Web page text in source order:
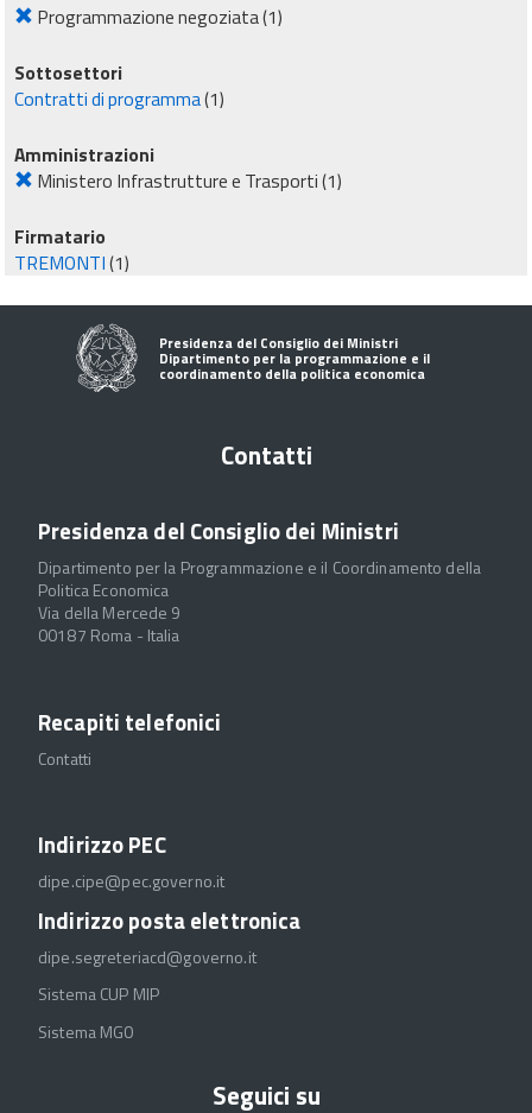
Programmazione negoziata(1)
Sottosettori
Contratti di programma(1)
Amministrazioni
Ministero Infrastrutture e Trasporti(1)
Firmatario
TREMONTI(1)
Presidenza del Consiglio dei Ministri
Dipartimento per la programmazione e il
coordinamento della politica economica
Contatti
Presidenza del Consiglio dei Ministri
Dipartimento per la Programmazione e il Coordinamento della
Politica Economica
Via della Mercede 9
00187 Roma - Italia
Recapiti telefonici
Contatti
Indirizzo PEC
dipe.cipe@pec.governo.it
Indirizzo posta elettronica
dipe.segreteriacd@governo.it
Sistema CUP MIP
Sistema MGO
Seguici su